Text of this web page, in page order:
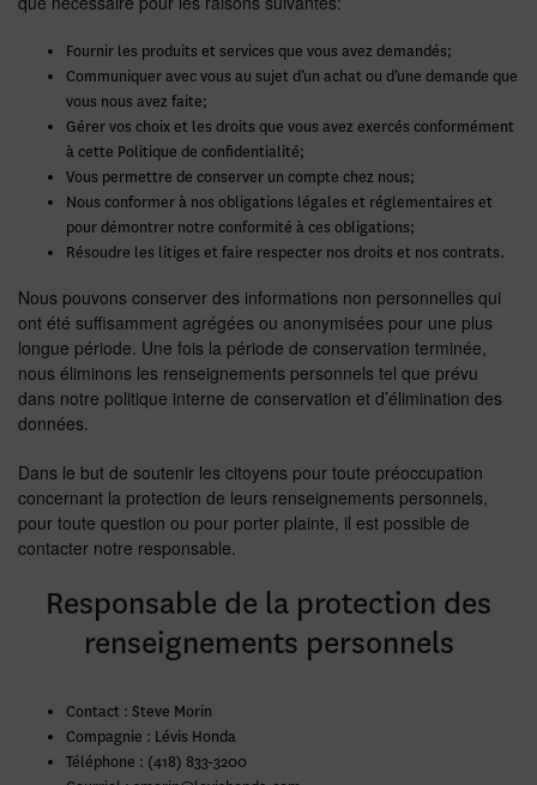
Fournir les produits et services que vous avez demandés;
Communiquer avec vous au sujet d’un achat ou d’une demande que
vous nous avez faite;
Gérer vos choix et les droits que vous avez exercés conformément
à cette Politique de confidentialité;
Vous permettre de conserver un compte chez nous;
Nous conformer à nos obligations légales et réglementaires et
pour démontrer notre conformité à ces obligations;
Résoudre les litiges et faire respecter nos droits et nos contrats.
Nous pouvons conserver des informations non personnelles qui
ont été suffisamment agrégées ou anonymisées pour une plus
longue période. Une fois la période de conservation terminée,
nous éliminons les renseignements personnels tel que prévu
dans notre politique interne de conservation et d’élimination des
données.
Dans le but de soutenir les citoyens pour toute préoccupation
concernant la protection de leurs renseignements personnels,
pour toute question ou pour porter plainte, il est possible de
contacter notre responsable.
Responsable de la protection des
renseignements personnels
Contact : Steve Morin
Compagnie : Lévis Honda
Téléphone : (418) 833-3200